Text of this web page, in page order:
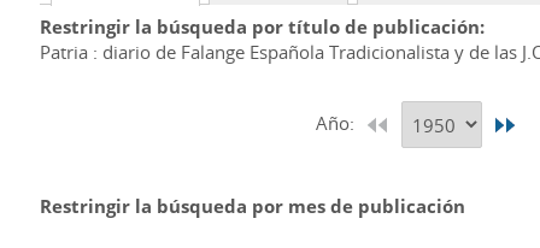
Restringir la búsqueda por título de publicación
Patria : diario de Falange Española Tradicionalista y de las
Año:
Restringir la búsqueda por mes de publicación